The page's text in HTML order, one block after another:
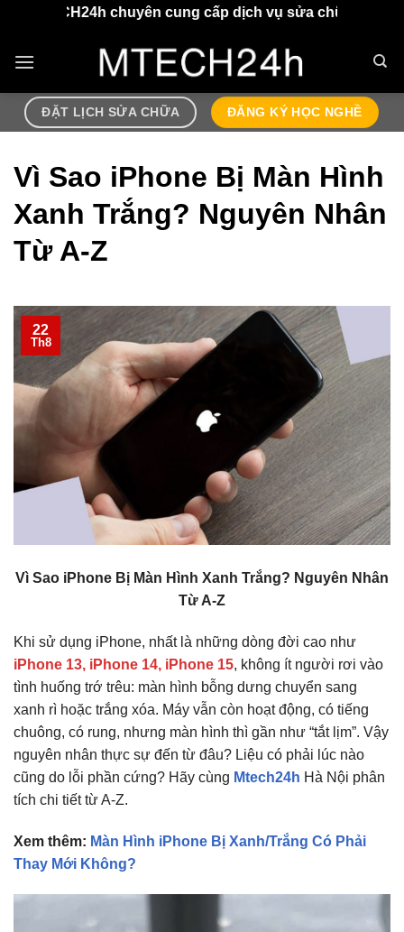
nội
chuyên cung cấp dịch vụ sửa chữa điện thoại, airpods
ĐẶT LỊCH SỬA CHỮA ĐĂNG KÝ HỌC NGHỀ
Vì Sao iPhone Bị Màn Hình
Xanh Trắng? Nguyên Nhân
Từ A-Z
22
Th8
Vì Sao iPhone Bị Màn Hình Xanh Trắng? Nguyên Nhân
Từ A-Z
Khi sử dụng iPhone, nhất là những dòng đời cao như
iPhone 13, iPhone 14, iPhone 15, không ít người rơi vào
tình huống trớ trêu: màn hình bỗng dưng chuyển sang
xanh rì hoặc trắng xóa. Máy vẫn còn hoạt động, có tiếng
chuông, có rung, nhưng màn hình thì gần như “tắt lịm”. Vậy
nguyên nhân thực sự đến từ đâu? Liệu có phải lúc nào
cũng do lỗi phần cứng? Hãy cùng Mtech24h Hà Nội phân
tích chi tiết từ A-Z.
Xem thêm: Màn Hình iPhone Bị Xanh/Trắng Có Phải
Thay Mới Không?